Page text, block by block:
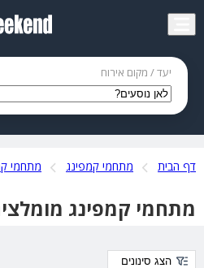
יעד / מקום אירוח
דף הבית מתחמי קמפינג מתחמי
מתחמי קמפינג
הצג סינונים